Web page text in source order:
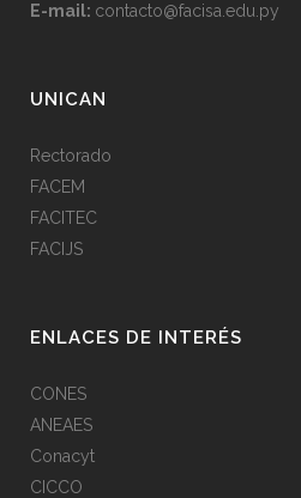
E-mail: contacto@facisa.edu.py
UNICAN
Rectorado
FACEM
FACITEC
FACIJS
ENLACES DE INTERÉS
CONES
ANEAES
Conacyt
CICCO